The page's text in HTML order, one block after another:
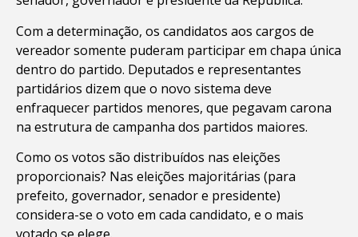
Com a determinação, os candidatos aos cargos de
vereador somente puderam participar em chapa única
dentro do partido. Deputados e representantes
partidários dizem que o novo sistema deve
enfraquecer partidos menores, que pegavam carona
na estrutura de campanha dos partidos maiores.
Como os votos são distribuídos nas eleições
proporcionais? Nas eleições majoritárias (para
prefeito, governador, senador e presidente)
considera-se o voto em cada candidato, e o mais